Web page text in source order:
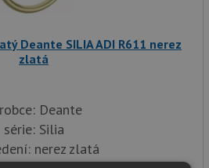
Deante SILIA ADI R611 nerez
zlatá
Deante
série: Silia
nerez zlatá